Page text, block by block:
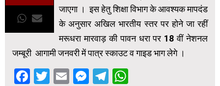
जाएगा । इस हेतु शिक्षा विभाग के आवश्यक मापदंड
के अनुसार अखिल भारतीय स्तर पर होने जा रहीं
मरूधरा मारवाड़ की पावन धरा पर 18 वीं नेशनल
जम्बूरी आगामी जनवरी में पात्र स्काउट व गाइड भाग लेगे ।
Facebook
Twitter
EmailMessenger
Telegram